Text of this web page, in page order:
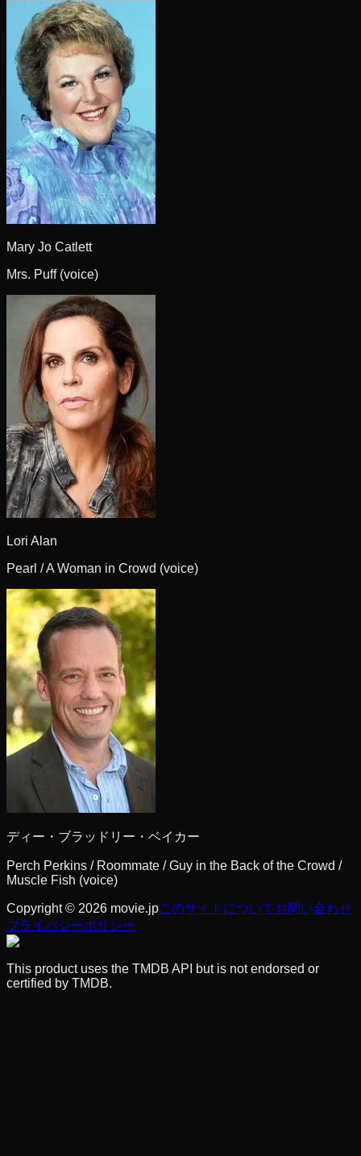
Mary Jo Catlett
Mrs. Puff (voice)
Lori Alan
Pearl / A Woman in Crowd (voice)
ディー・ブラッドリー・ベイカー
Perch Perkins / Roommate / Guy in the Back of the Crowd /
Muscle Fish (voice)
Copyright © 2026 movie.jpこのサイトについてお問い合わせ
プライバシーポリシー
This product uses the TMDB API but is not endorsed or
certified by TMDB.